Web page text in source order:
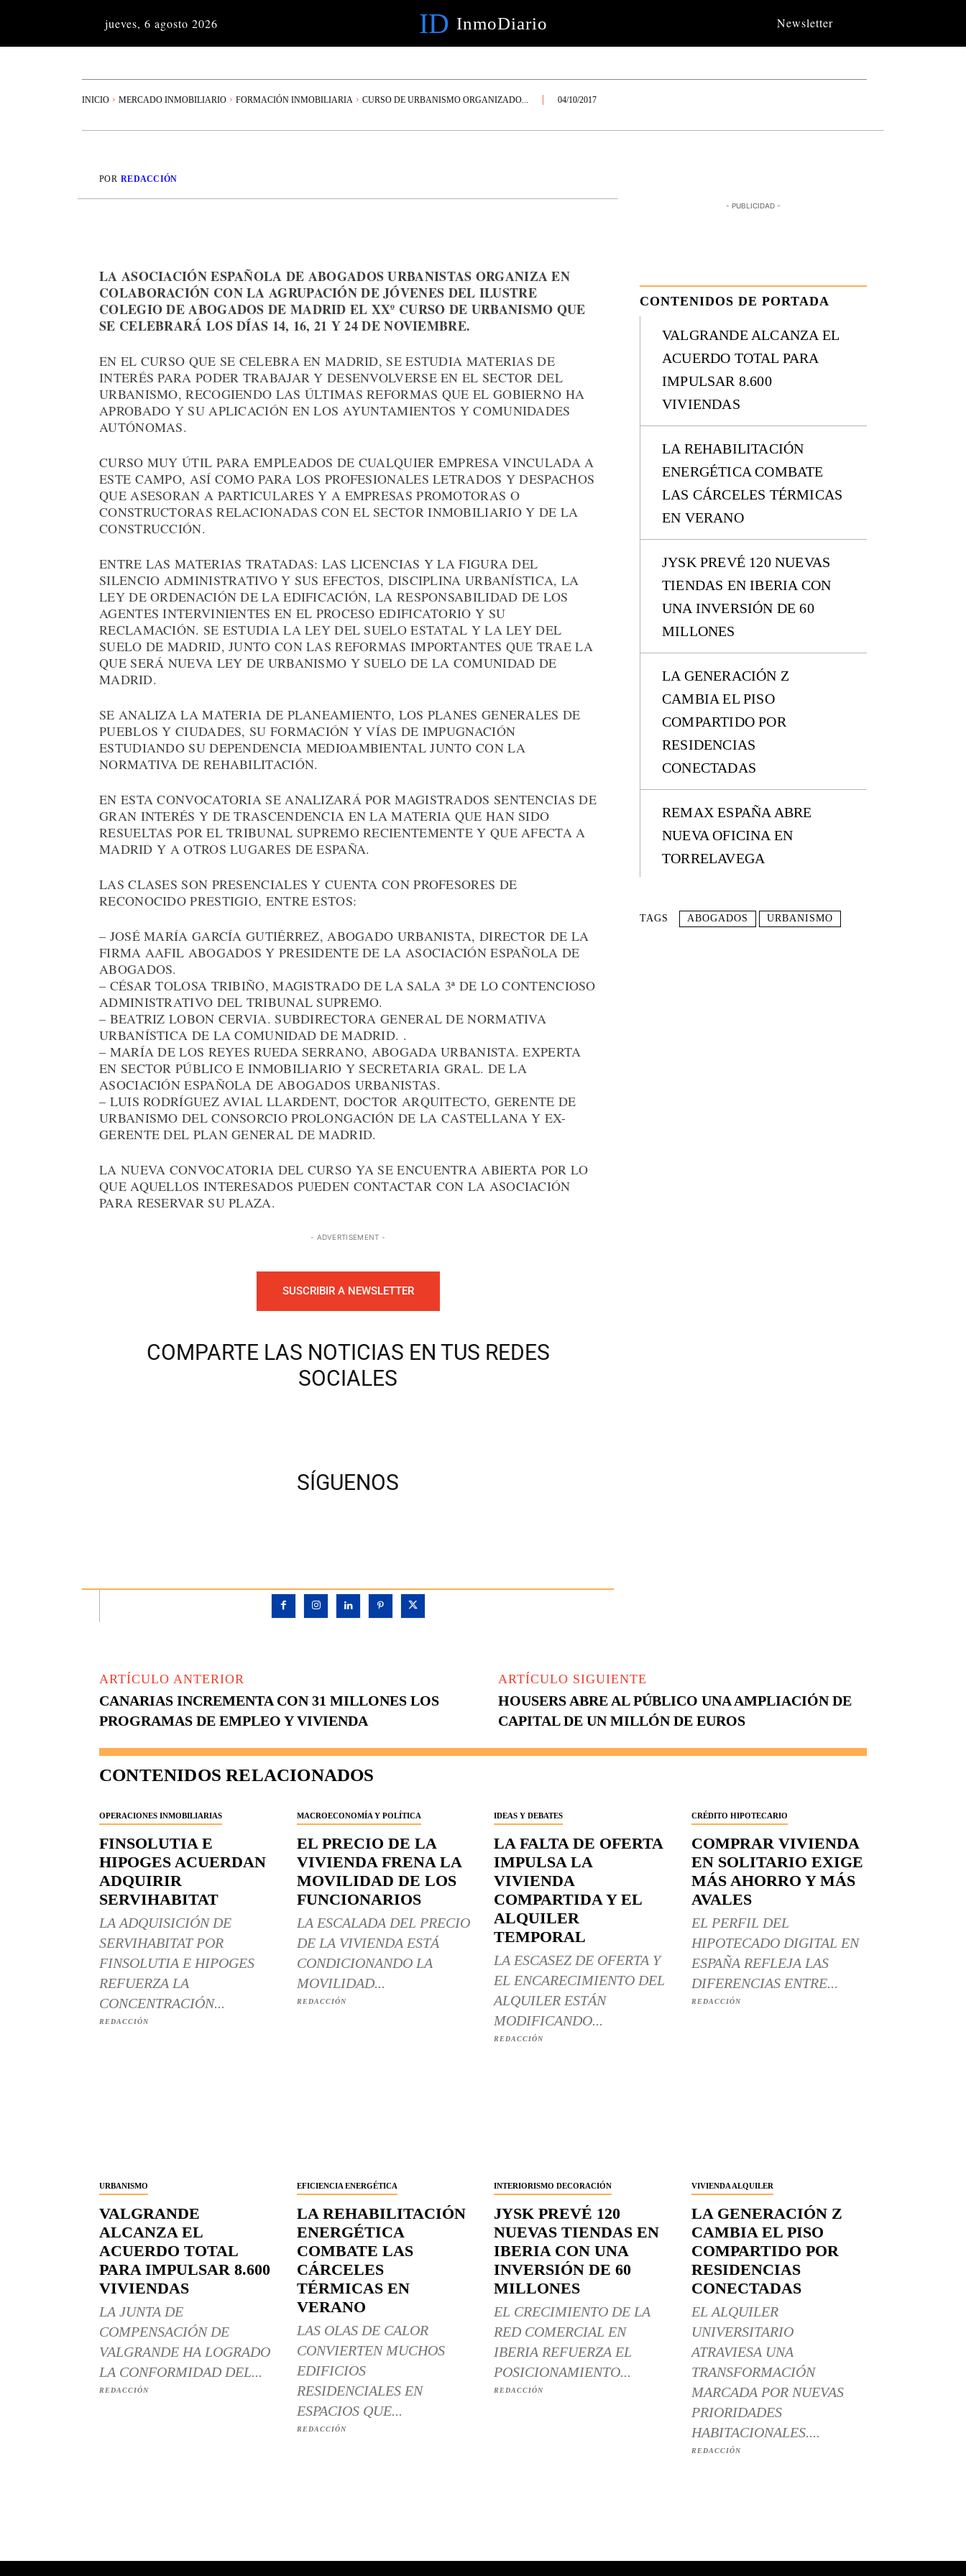
jueves, 6 agosto 2026 ID InmoDiario Newsletter
INICIO MERCADO INMOBILIARIO FORMACIÓN INMOBILIARIA CURSO DE URBANISMO ORGANIZADO... 04/10/2017
POR REDACCIÓN
LA ASOCIACIÓN ESPAÑOLA DE ABOGADOS URBANISTAS ORGANIZA EN
COLABORACIÓN CON LA AGRUPACIÓN DE JÓVENES DEL ILUSTRE
COLEGIO DE ABOGADOS DE MADRID EL XXº CURSO DE URBANISMO QUE
SE CELEBRARÁ LOS DÍAS 14, 16, 21 Y 24 DE NOVIEMBRE.
EN EL CURSO QUE SE CELEBRA EN MADRID, SE ESTUDIA MATERIAS DE
INTERÉS PARA PODER TRABAJAR Y DESENVOLVERSE EN EL SECTOR DEL
URBANISMO, RECOGIENDO LAS ÚLTIMAS REFORMAS QUE EL GOBIERNO HA
APROBADO Y SU APLICACIÓN EN LOS AYUNTAMIENTOS Y COMUNIDADES
AUTÓNOMAS.
CURSO MUY ÚTIL PARA EMPLEADOS DE CUALQUIER EMPRESA VINCULADA A
ESTE CAMPO, ASÍ COMO PARA LOS PROFESIONALES LETRADOS Y DESPACHOS
QUE ASESORAN A PARTICULARES Y A EMPRESAS PROMOTORAS O
CONSTRUCTORAS RELACIONADAS CON EL SECTOR INMOBILIARIO Y DE LA
CONSTRUCCIÓN.
ENTRE LAS MATERIAS TRATADAS: LAS LICENCIAS Y LA FIGURA DEL
SILENCIO ADMINISTRATIVO Y SUS EFECTOS, DISCIPLINA URBANÍSTICA, LA
LEY DE ORDENACIÓN DE LA EDIFICACIÓN, LA RESPONSABILIDAD DE LOS
AGENTES INTERVINIENTES EN EL PROCESO EDIFICATORIO Y SU
RECLAMACIÓN. SE ESTUDIA LA LEY DEL SUELO ESTATAL Y LA LEY DEL
SUELO DE MADRID, JUNTO CON LAS REFORMAS IMPORTANTES QUE TRAE LA
QUE SERÁ NUEVA LEY DE URBANISMO Y SUELO DE LA COMUNIDAD DE
MADRID.
SE ANALIZA LA MATERIA DE PLANEAMIENTO, LOS PLANES GENERALES DE
PUEBLOS Y CIUDADES, SU FORMACIÓN Y VÍAS DE IMPUGNACIÓN
ESTUDIANDO SU DEPENDENCIA MEDIOAMBIENTAL JUNTO CON LA
NORMATIVA DE REHABILITACIÓN.
EN ESTA CONVOCATORIA SE ANALIZARÁ POR MAGISTRADOS SENTENCIAS DE
GRAN INTERÉS Y DE TRASCENDENCIA EN LA MATERIA QUE HAN SIDO
RESUELTAS POR EL TRIBUNAL SUPREMO RECIENTEMENTE Y QUE AFECTA A
MADRID Y A OTROS LUGARES DE ESPAÑA.
LAS CLASES SON PRESENCIALES Y CUENTA CON PROFESORES DE
RECONOCIDO PRESTIGIO, ENTRE ESTOS:
– JOSÉ MARÍA GARCÍA GUTIÉRREZ, ABOGADO URBANISTA, DIRECTOR DE LA
FIRMA AAFIL ABOGADOS Y PRESIDENTE DE LA ASOCIACIÓN ESPAÑOLA DE
ABOGADOS.
– CÉSAR TOLOSA TRIBIÑO, MAGISTRADO DE LA SALA 3ª DE LO CONTENCIOSO
ADMINISTRATIVO DEL TRIBUNAL SUPREMO.
– BEATRIZ LOBON CERVIA. SUBDIRECTORA GENERAL DE NORMATIVA
URBANÍSTICA DE LA COMUNIDAD DE MADRID. .
– MARÍA DE LOS REYES RUEDA SERRANO, ABOGADA URBANISTA. EXPERTA
EN SECTOR PÚBLICO E INMOBILIARIO Y SECRETARIA GRAL. DE LA
ASOCIACIÓN ESPAÑOLA DE ABOGADOS URBANISTAS.
– LUIS RODRÍGUEZ AVIAL LLARDENT, DOCTOR ARQUITECTO, GERENTE DE
URBANISMO DEL CONSORCIO PROLONGACIÓN DE LA CASTELLANA Y EX-
GERENTE DEL PLAN GENERAL DE MADRID.
LA NUEVA CONVOCATORIA DEL CURSO YA SE ENCUENTRA ABIERTA POR LO
QUE AQUELLOS INTERESADOS PUEDEN CONTACTAR CON LA ASOCIACIÓN
PARA RESERVAR SU PLAZA.
- ADVERTISEMENT -
SUSCRIBIR A NEWSLETTER
COMPARTE LAS NOTICIAS EN TUS REDES
SOCIALES
SÍGUENOS
- PUBLICIDAD -
CONTENIDOS DE PORTADA
VALGRANDE ALCANZA EL
ACUERDO TOTAL PARA
IMPULSAR 8.600
VIVIENDAS
LA REHABILITACIÓN
ENERGÉTICA COMBATE
LAS CÁRCELES TÉRMICAS
EN VERANO
JYSK PREVÉ 120 NUEVAS
TIENDAS EN IBERIA CON
UNA INVERSIÓN DE 60
MILLONES
LA GENERACIÓN Z
CAMBIA EL PISO
COMPARTIDO POR
RESIDENCIAS
CONECTADAS
REMAX ESPAÑA ABRE
NUEVA OFICINA EN
TORRELAVEGA
TAGS ABOGADOS URBANISMO
ARTÍCULO ANTERIOR
CANARIAS INCREMENTA CON 31 MILLONES LOS
PROGRAMAS DE EMPLEO Y VIVIENDA
ARTÍCULO SIGUIENTE
HOUSERS ABRE AL PÚBLICO UNA AMPLIACIÓN DE
CAPITAL DE UN MILLÓN DE EUROS
CONTENIDOS RELACIONADOS
OPERACIONES INMOBILIARIAS
FINSOLUTIA E
HIPOGES ACUERDAN
ADQUIRIR
SERVIHABITAT
LA ADQUISICIÓN DE
SERVIHABITAT POR
FINSOLUTIA E HIPOGES
REFUERZA LA
CONCENTRACIÓN...
REDACCIÓN
MACROECONOMÍA Y POLÍTICA
EL PRECIO DE LA
VIVIENDA FRENA LA
MOVILIDAD DE LOS
FUNCIONARIOS
LA ESCALADA DEL PRECIO
DE LA VIVIENDA ESTÁ
CONDICIONANDO LA
MOVILIDAD...
REDACCIÓN
IDEAS Y DEBATES
LA FALTA DE OFERTA
IMPULSA LA
VIVIENDA
COMPARTIDA Y EL
ALQUILER
TEMPORAL
LA ESCASEZ DE OFERTA Y
EL ENCARECIMIENTO DEL
ALQUILER ESTÁN
MODIFICANDO...
REDACCIÓN
CRÉDITO HIPOTECARIO
COMPRAR VIVIENDA
EN SOLITARIO EXIGE
MÁS AHORRO Y MÁS
AVALES
EL PERFIL DEL
HIPOTECADO DIGITAL EN
ESPAÑA REFLEJA LAS
DIFERENCIAS ENTRE...
REDACCIÓN
URBANISMO
VALGRANDE
ALCANZA EL
ACUERDO TOTAL
PARA IMPULSAR 8.600
VIVIENDAS
LA JUNTA DE
COMPENSACIÓN DE
VALGRANDE HA LOGRADO
LA CONFORMIDAD DEL...
REDACCIÓN
EFICIENCIA ENERGÉTICA
LA REHABILITACIÓN
ENERGÉTICA
COMBATE LAS
CÁRCELES
TÉRMICAS EN
VERANO
LAS OLAS DE CALOR
CONVIERTEN MUCHOS
EDIFICIOS
RESIDENCIALES EN
ESPACIOS QUE...
REDACCIÓN
INTERIORISMO DECORACIÓN
JYSK PREVÉ 120
NUEVAS TIENDAS EN
IBERIA CON UNA
INVERSIÓN DE 60
MILLONES
EL CRECIMIENTO DE LA
RED COMERCIAL EN
IBERIA REFUERZA EL
POSICIONAMIENTO...
REDACCIÓN
VIVIENDA ALQUILER
LA GENERACIÓN Z
CAMBIA EL PISO
COMPARTIDO POR
RESIDENCIAS
CONECTADAS
EL ALQUILER
UNIVERSITARIO
ATRAVIESA UNA
TRANSFORMACIÓN
MARCADA POR NUEVAS
PRIORIDADES
HABITACIONALES....
REDACCIÓN